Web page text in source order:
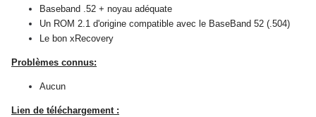
Baseband .52 + noyau adéquate
Un ROM 2.1 d'origine compatible avec le BaseBand 52 (.504)
Le bon xRecovery
Problèmes connus:
Aucun
Lien de téléchargement :